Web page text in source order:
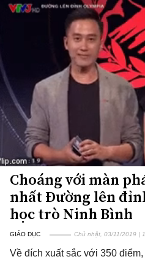
Choáng với màn
nhất Đường lên
học trò Ninh Bình
GIÁO DỤC Chủ nhật, 03/11/2019 |
Về đích xuất sắc với 350